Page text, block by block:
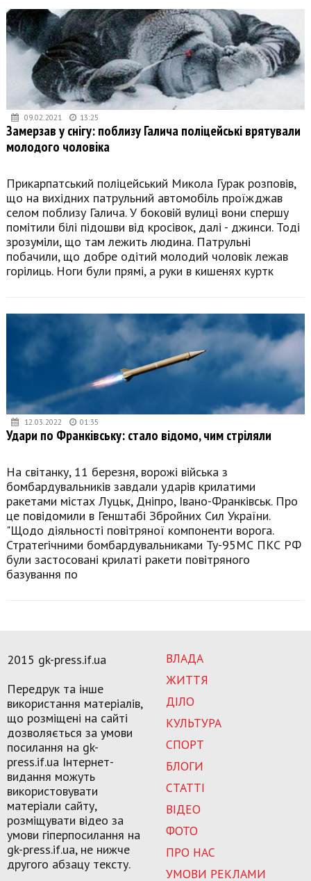
09.02.2021 13:25
Замерзав у снігу: поблизу Галича поліцейські врятували
молодого чоловіка
Прикарпатський поліцейський Микола Гурак розповів,
що на вихідних патрульний автомобіль проїжджав
селом поблизу Галича. У боковій вулиці вони спершу
помітили білі підошви від кросівок, далі - джинси. Тоді
зрозуміли, що там лежить людина. Патрульні
побачили, що добре одітий молодий чоловік лежав
горілиць. Ноги були прямі, а руки в кишенях куртк
12.03.2022 01:35
Удари по Франківську: стало відомо, чим стріляли
На світанку, 11 березня, ворожі війська з
бомбардувальників завдали ударів крилатими
ракетами містах Луцьк, Дніпро, Івано-Франківськ. Про
це повідомили в Генштабі Збройних Сил України.
"Щодо діяльності повітряної компоненти ворога.
Стратегічними бомбардувальниками Ту-95МС ПКС РФ
були застосовані крилаті ракети повітряного
базування по
ВЛАДА
ЖИТТЯ
ДІЛО
КУЛЬТУРА
СПОРТ
БЛОГИ
СТАТТІ
ВІДЕО
ФОТО
ПРО НАС
УМОВИ РЕКЛАМИ
2015 gk-press.if.ua
Передрук та інше
використання матеріалів,
що розміщені на сайті
дозволяється за умови
посилання на gk-
press.if.ua Інтернет-
видання можуть
використовувати
матеріали сайту,
розміщувати відео за
умови гіперпосилання на
gk-press.if.ua, не нижче
другого абзацу тексту.